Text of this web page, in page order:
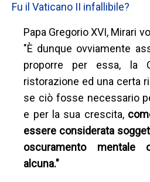
Fu il Vaticano II infallibile?
Papa Gregorio XVI, Mirari
"È dunque ovviamente
proporre per essa, la
ristorazione ed una certa
se ciò fosse necessario
e per la sua crescita,
essere considerata
oscuramento mentale
alcuna."